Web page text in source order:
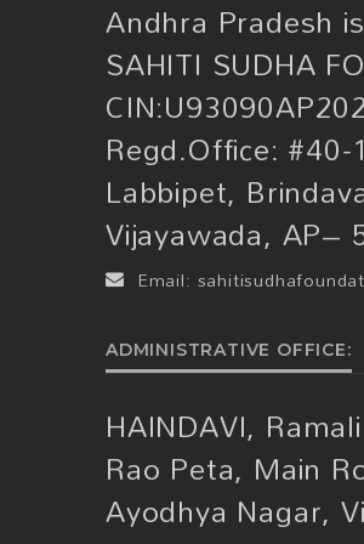
Andhra Pradesh
SAHITI SUDHA
Regd.Office:
Labbipet,
Vijayawada, AP–
Email:
ADMINISTRATIVE OFFICE:
HAINDAVI,
Rao Peta, Main
Ayodhya Nagar,